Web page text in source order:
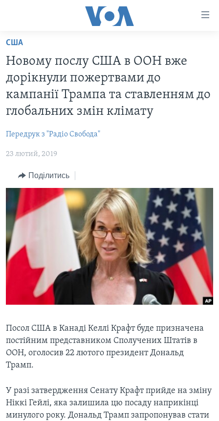
Перейти
матеріалу
Перейти
меню
сторінки
до
Пошуку
АКТУАЛЬНО
США
ВІЙНА - ЦЕ ОСОБИСТЕ
УКРАЇНЦІ У СВІТІ
НАУКА
ЗДОРОВ'Я
КУЛЬТУРА
ЕКОНОМІКА
ІСТОРІЇ УСПІХУ УКРАЇНЦІВ
АНАЛІТИКА
ПОЛІТИКА В США
ДНІВ
УКРАЇНЦІ В АМЕРИЦІ
ІНТЕРВ'Ю
БОРОТЬБА З ДЕЗІНФОРМАЦІЄЮ
ВІДЕО
ТЕЛЕПРОГРАМИ
ЧАС-TIME
БРИФІНГ ГОЛОСУ АМЕРИКИ
СТУДІЯ ВАШИНГТОН
ПРАЙМ-ТАЙМ
ПОГЛЯД З ВАШИНГТОНА
ENGLISH
Learning English
Мови
США
Новому послу США в ООН вже
дорікнули пожертвами до
кампанії Трампа та ставленням до
глобальних змін клімату
Передрук з "Радіо Свобода"
23 лютий, 2019
Поділитись
Посол США в Канаді Келлі Крафт буде призначена
постійним представником Сполучених Штатів в
ООН, оголосив 22 лютого президент Дональд
Трамп.
У разі затвердження Сенату Крафт прийде на зміну
Ніккі Гейлі, яка залишила цю посаду наприкінці
минулого року. Дональд Трамп запропонував стати